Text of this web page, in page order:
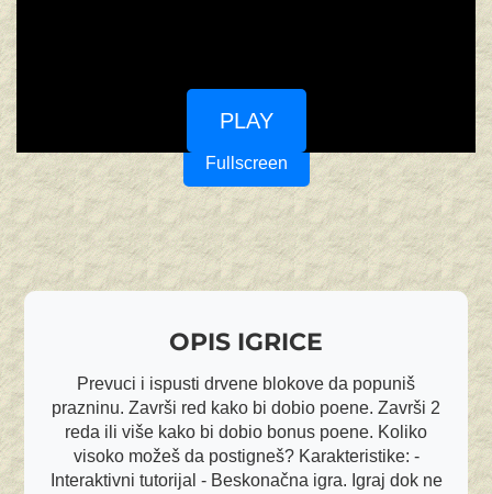
PLAY
Fullscreen
OPIS IGRICE
Prevuci i ispusti drvene blokove da popuniš
prazninu. Završi red kako bi dobio poene. Završi 2
reda ili više kako bi dobio bonus poene. Koliko
visoko možeš da postigneš? Karakteristike: -
Interaktivni tutorijal - Beskonačna igra. Igraj dok ne